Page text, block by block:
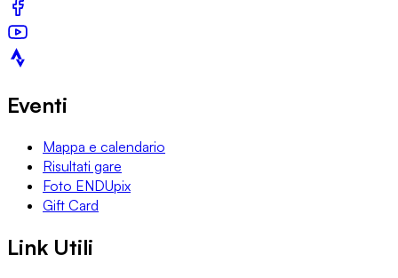
Eventi
Mappa e calendario
Risultati gare
Foto ENDUpix
Gift Card
Link Utili